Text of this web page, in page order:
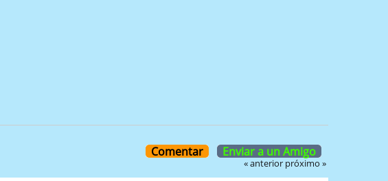
Comentar Enviar a un Amigo
« anterior próximo »